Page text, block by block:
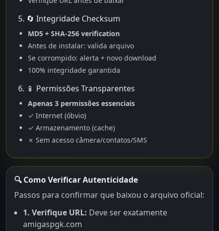
5. 🔄 Integridade Checksum
MD5 + SHA-256 verification
Antes de instalar: valida arquivo
Se corrompido: alerta + novo download
100% integridade garantida
6. 📱 Permissões Transparentes
Apenas 3 permissões essenciais
✓ Internet (óbvio)
✓ Armazenamento (cache)
✗ Sem acesso câmera/contatos/SMS
🔍 Como Verificar Autenticidade
Passos para confirmar que baixou o arquivo oficial:
1. Verifique URL: Deve ser exatamente
amigaspgk.com